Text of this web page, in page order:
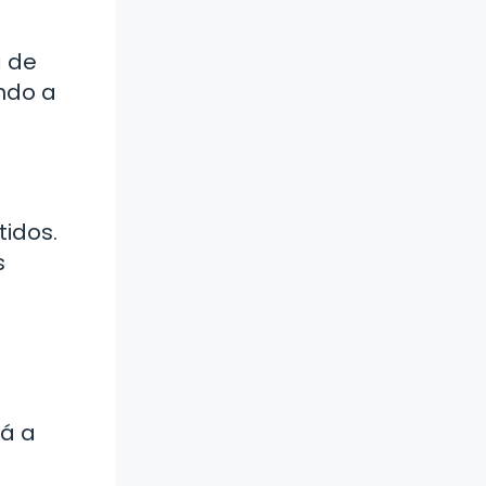
de
a
a